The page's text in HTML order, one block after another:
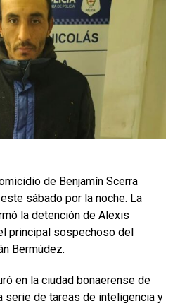
de Benjamín Scerra
sábado por la noche. La
la detención de Alexis
principal sospechoso del
Bermúdez.
en la ciudad bonaerense de
serie de tareas de inteligencia y